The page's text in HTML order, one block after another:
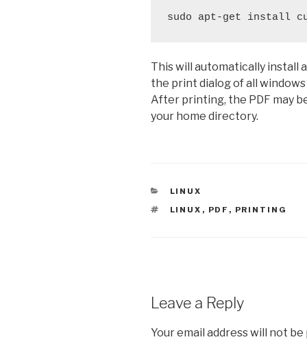
sudo apt-get install
This will automatically install
the print dialog of all
After printing, the PDF may
your home directory.
CATEGORIES
LINUX
TAGS
LINUX , PDF , PRINTING
Leave a Reply
Your email address will not be